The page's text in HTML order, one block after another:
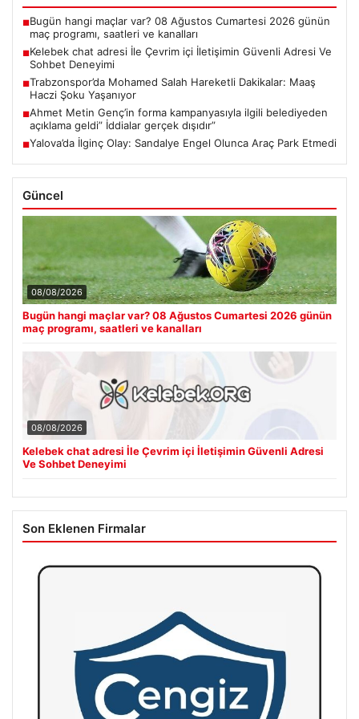
■Bugün hangi maçlar var? 08 Ağustos Cumartesi 2026 günün
maç programı, saatleri ve kanalları
■Kelebek chat adresi İle Çevrim içi İletişimin Güvenli Adresi Ve
Sohbet Deneyimi
■Trabzonspor’da Mohamed Salah Hareketli Dakikalar: Maaş
Haczi Şoku Yaşanıyor
■Ahmet Metin Genç’in forma kampanyasıyla ilgili belediyeden
açıklama geldi” İddialar gerçek dışıdır”
■Yalova’da İlginç Olay: Sandalye Engel Olunca Araç Park Etmedi
Güncel
08/08/2026
Bugün hangi maçlar var? 08 Ağustos Cumartesi 2026 günün
maç programı, saatleri ve kanalları
08/08/2026
Kelebek chat adresi İle Çevrim içi İletişimin Güvenli Adresi
Ve Sohbet Deneyimi
Son Eklenen Firmalar